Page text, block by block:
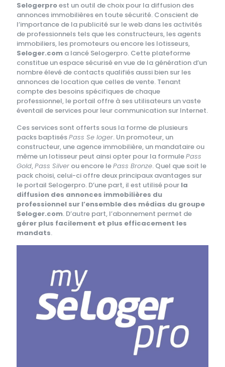
Selogerproest un outil de choix pour la diffusion des
annonces immobilières en toute sécurité. Conscient de
l’importance de la publicité sur le web dans les activités
de professionnels tels que les constructeurs, les agents
immobiliers, les promoteurs ou encore les lotisseurs,
Seloger.com a lancé Selogerpro. Cette plateforme
constitue un espace sécurisé en vue de la génération d’un
nombre élevé de contacts qualifiés aussi bien sur les
annonces de location que celles de vente. Tenant
compte des besoins spécifiques de chaque
professionnel, le portail offre à ses utilisateurs un vaste
éventail de services pour leur communication sur Internet.
Ces services sont offerts sous la forme de plusieurs
packs baptisésPass Se loger. Un promoteur, un
constructeur, une agence immobilière, un mandataire ou
même un lotisseur peut ainsi opter pour la formulePass
Gold,Pass Silver ou encore lePass Bronze. Quel que soit le
pack choisi, celui-ci offre deux principaux avantages sur
le portail Selogerpro. D’une part, il est utilisé pour la
diffusion des annonces immobilières du
professionnel sur l’ensemble des médias du groupe
Seloger.com. D’autre part, l’abonnement permet de
gérer plus facilement et plus efficacement les
mandats.